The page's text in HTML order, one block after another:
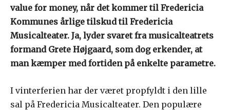
value for money, når det kommer til Fredericia
Kommunes årlige tilskud til Fredericia
Musicalteater. Ja, lyder svaret fra musicalteatrets
formand Grete Højgaard, som dog erkender, at
man kæmper med fortiden på enkelte parametre.
I vinterferien har der været propfyldt i den lille
sal på Fredericia Musicalteater. Den populære